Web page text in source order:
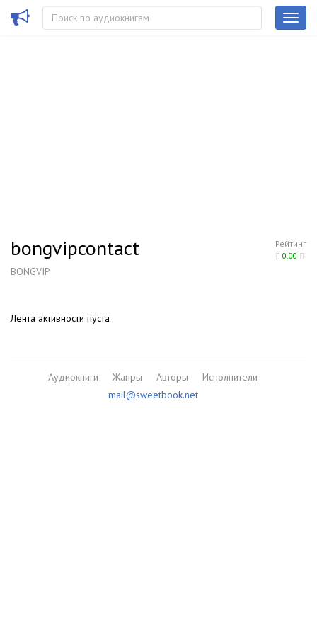
Рейтинг
0.00
bongvipcontact
BONGVIP
Лента активности пуста
Аудиокниги Жанры Авторы
Исполнители
mail@sweetbook.net